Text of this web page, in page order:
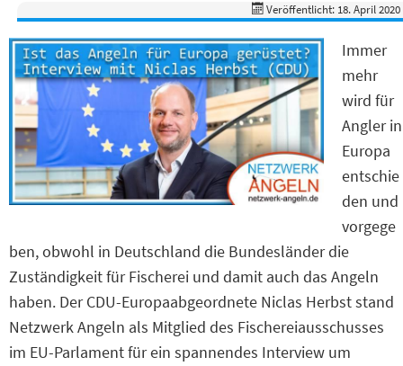
Veröffentlicht: 18. April 2020
Immer
mehr
wird für
Angler in
Europa
entschie
den und
vorgege
ben, obwohl in Deutschland die Bundesländer die
Zuständigkeit für Fischerei und damit auch das Angeln
haben. Der CDU-Europaabgeordnete Niclas Herbst stand
Netzwerk Angeln als Mitglied des Fischereiausschusses
im EU-Parlament für ein spannendes Interview um